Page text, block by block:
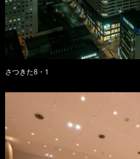
さつきた8・1